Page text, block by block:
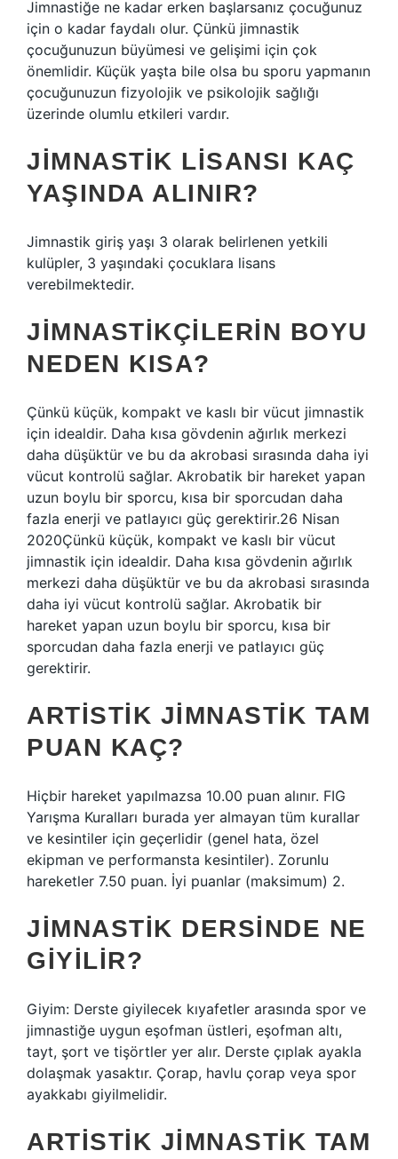
Jimnastiğe ne kadar erken başlarsanız çocuğunuz
için o kadar faydalı olur. Çünkü jimnastik
çocuğunuzun büyümesi ve gelişimi için çok
önemlidir. Küçük yaşta bile olsa bu sporu yapmanın
çocuğunuzun fizyolojik ve psikolojik sağlığı
üzerinde olumlu etkileri vardır.
JIMNASTIK LISANSI KAÇ
YAŞINDA ALINIR?
Jimnastik giriş yaşı 3 olarak belirlenen yetkili
kulüpler, 3 yaşındaki çocuklara lisans
verebilmektedir.
JIMNASTIKÇILERIN BOYU
NEDEN KISA?
Çünkü küçük, kompakt ve kaslı bir vücut jimnastik
için idealdir. Daha kısa gövdenin ağırlık merkezi
daha düşüktür ve bu da akrobasi sırasında daha iyi
vücut kontrolü sağlar. Akrobatik bir hareket yapan
uzun boylu bir sporcu, kısa bir sporcudan daha
fazla enerji ve patlayıcı güç gerektirir.26 Nisan
2020Çünkü küçük, kompakt ve kaslı bir vücut
jimnastik için idealdir. Daha kısa gövdenin ağırlık
merkezi daha düşüktür ve bu da akrobasi sırasında
daha iyi vücut kontrolü sağlar. Akrobatik bir
hareket yapan uzun boylu bir sporcu, kısa bir
sporcudan daha fazla enerji ve patlayıcı güç
gerektirir.
ARTISTIK JIMNASTIK TAM
PUAN KAÇ?
Hiçbir hareket yapılmazsa 10.00 puan alınır. FIG
Yarışma Kuralları burada yer almayan tüm kurallar
ve kesintiler için geçerlidir (genel hata, özel
ekipman ve performansta kesintiler). Zorunlu
hareketler 7.50 puan. İyi puanlar (maksimum) 2.
JIMNASTIK DERSINDE NE
GIYILIR?
Giyim: Derste giyilecek kıyafetler arasında spor ve
jimnastiğe uygun eşofman üstleri, eşofman altı,
tayt, şort ve tişörtler yer alır. Derste çıplak ayakla
dolaşmak yasaktır. Çorap, havlu çorap veya spor
ayakkabı giyilmelidir.
ARTISTIK JIMNASTIK TAM